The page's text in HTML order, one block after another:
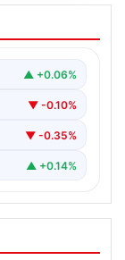
▲ +0.06%
▼ -0.10%
▼ -0.35%
▲ +0.14%